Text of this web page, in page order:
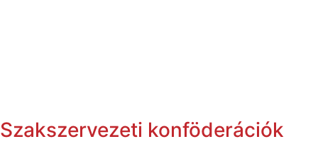
Szakszervezeti konföderációk